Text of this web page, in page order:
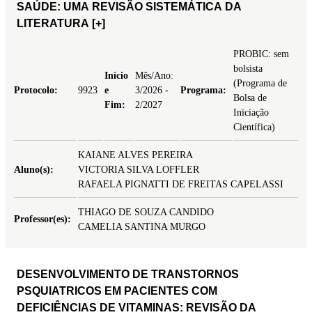
SAÚDE: UMA REVISÃO SISTEMÁTICA DA
LITERATURA [+]
Protocolo: 9923
Início
e
Fim:
Mês/Ano:
3/2026 -
2/2027
Programa:
PROBIC: sem
bolsista
(Programa de
Bolsa de
Iniciação
Científica)
Aluno(s):
KAIANE ALVES PEREIRA
VICTORIA SILVA LOFFLER
RAFAELA PIGNATTI DE FREITAS CAPELASSI
Professor(es):
THIAGO DE SOUZA CANDIDO
CAMELIA SANTINA MURGO
DESENVOLVIMENTO DE TRANSTORNOS
PSQUIATRICOS EM PACIENTES COM
DEFICIÊNCIAS DE VITAMINAS: REVISÃO DA